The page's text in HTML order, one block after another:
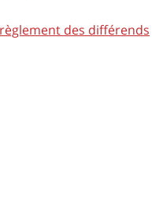
des différends